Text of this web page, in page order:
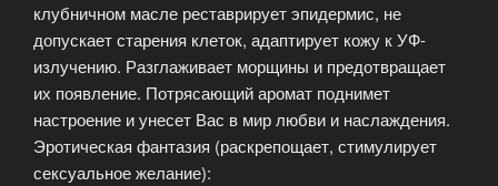
клубничном масле реставрирует эпидермис, не
допускает старения клеток, адаптирует кожу к УФ-
излучению. Разглаживает морщины и предотвращает
их появление. Потрясающий аромат поднимет
настроение и унесет Вас в мир любви и наслаждения.
Эротическая фантазия (раскрепощает, стимулирует
сексуальное желание):